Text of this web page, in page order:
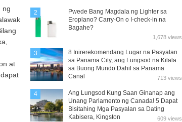
ng
at
2
Pwede Bang Magdala ng Lighter sa
Eroplano? Carry-On o I-check-in na
Bagahe?
1,678 views
3
8 Inirerekomendang Lugar na Pasyalan
sa Panama City, ang Lungsod na Kilala
sa Buong Mundo Dahil sa Panama
Canal
713 views
4
Ang Lungsod Kung Saan Ginanap ang
Unang Parlamento ng Canada! 5 Dapat
Bisitahing Mga Pasyalan sa Dating
Kabisera, Kingston
609 views